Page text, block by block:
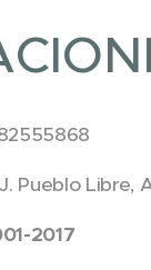
Pueblo Libre,
2017